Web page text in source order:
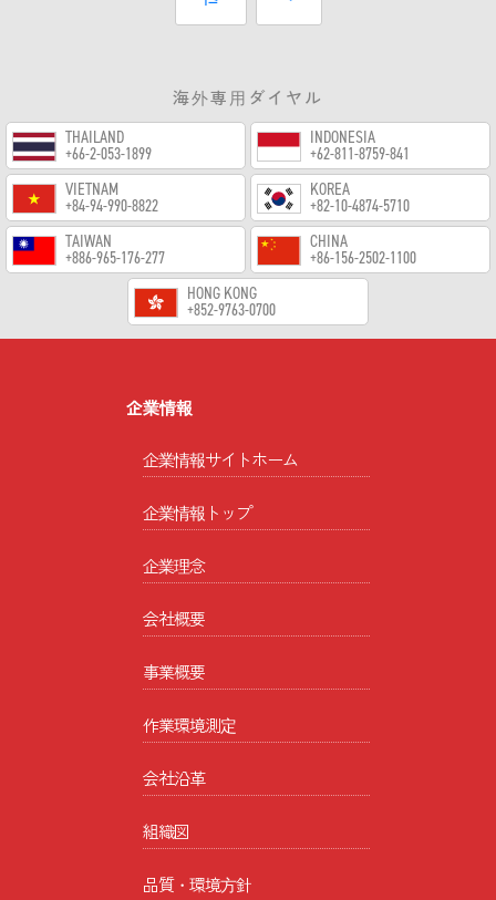
海外専用ダイヤル
THAILAND
+66-2-053-1899
INDONESIA
+62-811-8759-841
VIETNAM
+84-94-990-8822
KOREA
+82-10-4874-5710
TAIWAN
+886-965-176-277
CHINA
+86-156-2502-1100
HONG KONG
+852-9763-0700
企業情報
企業情報サイトホーム
企業情報トップ
企業理念
会社概要
事業概要
作業環境測定
会社沿革
組織図
品質・環境方針